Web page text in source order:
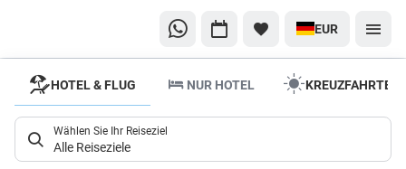
EUR
Entdecken
Sie die
schönsten
Flüsse der
HOTEL & FLUG NUR HOTEL KREUZFAHRTEN
Wählen Sie Ihr Reiseziel
Alle Reiseziele